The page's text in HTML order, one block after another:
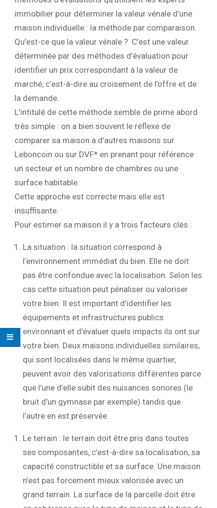
immobilier pour déterminer la valeur vénale d’une
maison individuelle : la méthode par comparaison.
Qu’est-ce que la valeur vénale ? C’est une valeur
déterminée par des méthodes d’évaluation pour
identifier un prix correspondant à la valeur de
marché, c’est-à-dire au croisement de l’offre et de
la demande.
L’intitulé de cette méthode semble de prime abord
très simple : on a bien souvent le réflexe de
comparer sa maison à d’autres maisons sur
Leboncoin ou sur DVF* en prenant pour référence
un secteur et un nombre de chambres ou une
surface habitable.
Cette approche est correcte mais elle est
insuffisante.
Pour estimer sa maison il y a trois facteurs clés :
La situation : la situation correspond à
l’environnement immédiat du bien. Elle ne doit
pas être confondue avec la localisation. Selon les
cas cette situation peut pénaliser ou valoriser
votre bien. Il est important d’identifier les
équipements et infrastructures publics
environnant et d’évaluer quels impacts ils ont sur
votre bien. Deux maisons individuelles similaires,
qui sont localisées dans le même quartier,
peuvent avoir des valorisations différentes parce
que l’une d’elle subit des nuisances sonores (le
bruit d’un gymnase par exemple) tandis que
l’autre en est préservée.
Le terrain : le terrain doit être pris dans toutes
ses composantes, c’est-à-dire sa localisation, sa
capacité constructible et sa surface. Une maison
n’est pas forcement mieux valorisée avec un
grand terrain. La surface de la parcelle doit être